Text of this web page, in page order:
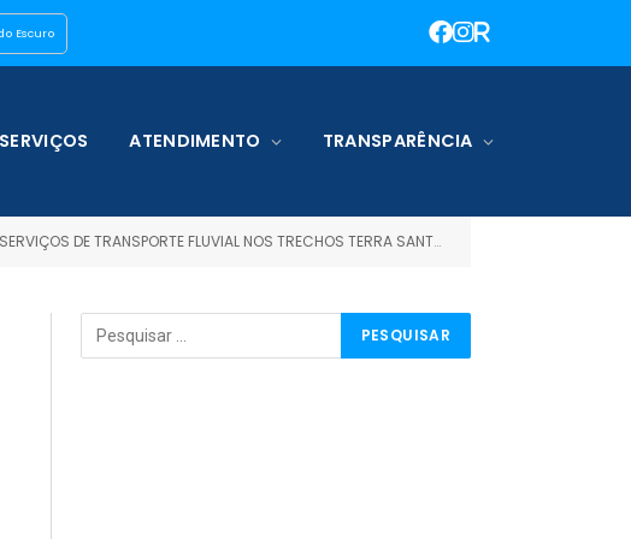
Escuro
SERVIÇOS ATENDIMENTO TRANSPARÊNCIA
SANTA/PARINTINS/TERRA SANTA, TERRA SANTA/JURUTI/TERRA SANTA E TERRA SANTA/ORIXIMINÁ/TERRA SANTA, TERRA SANTA/ÓBIDOS/TERRASANTA)